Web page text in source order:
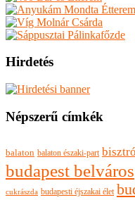
Hirdetés
Népszerű címkék
balaton balaton északi-part bisztró
budapest belváros
cukrászda budapesti éjszakai élet